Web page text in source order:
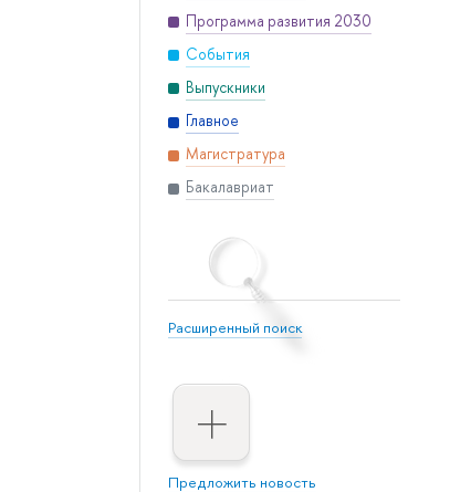
Программа развития 2030
События
Выпускники
Главное
Магистратура
Бакалавриат
Расширенный поиск
Предложить новость